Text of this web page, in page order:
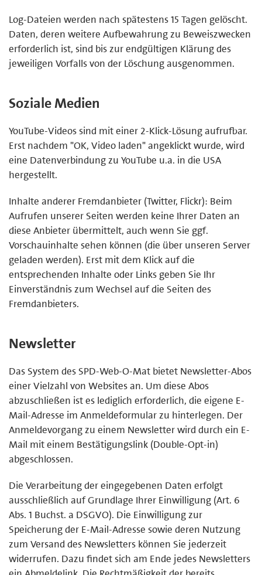
Log-Dateien werden nach spätestens 15 Tagen gelöscht.
Daten, deren weitere Aufbewahrung zu Beweiszwecken
erforderlich ist, sind bis zur endgültigen Klärung des
jeweiligen Vorfalls von der Löschung ausgenommen.
Soziale Medien
YouTube-Videos sind mit einer 2-Klick-Lösung aufrufbar.
Erst nachdem "OK, Video laden" angeklickt wurde, wird
eine Datenverbindung zu YouTube u.a. in die USA
hergestellt.
Inhalte anderer Fremdanbieter (Twitter, Flickr): Beim
Aufrufen unserer Seiten werden keine Ihrer Daten an
diese Anbieter übermittelt, auch wenn Sie ggf.
Vorschauinhalte sehen können (die über unseren Server
geladen werden). Erst mit dem Klick auf die
entsprechenden Inhalte oder Links geben Sie Ihr
Einverständnis zum Wechsel auf die Seiten des
Fremdanbieters.
Newsletter
Das System des SPD-Web-O-Mat bietet Newsletter-Abos
einer Vielzahl von Websites an. Um diese Abos
abzuschließen ist es lediglich erforderlich, die eigene E-
Mail-Adresse im Anmeldeformular zu hinterlegen. Der
Anmeldevorgang zu einem Newsletter wird durch ein E-
Mail mit einem Bestätigungslink (Double-Opt-in)
abgeschlossen.
Die Verarbeitung der eingegebenen Daten erfolgt
ausschließlich auf Grundlage Ihrer Einwilligung (Art. 6
Abs. 1 Buchst. a DSGVO). Die Einwilligung zur
Speicherung der E-Mail-Adresse sowie deren Nutzung
zum Versand des Newsletters können Sie jederzeit
widerrufen. Dazu findet sich am Ende jedes Newsletters